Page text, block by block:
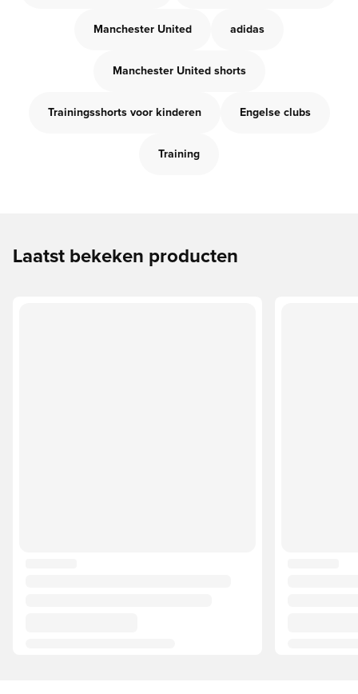
Manchester United adidas
Manchester United shorts
Trainingsshorts voor kinderen Engelse clubs
Training
Laatst bekeken producten